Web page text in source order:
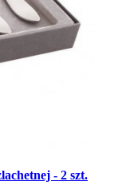
- 2 szt.